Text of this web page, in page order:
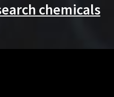
chemicals